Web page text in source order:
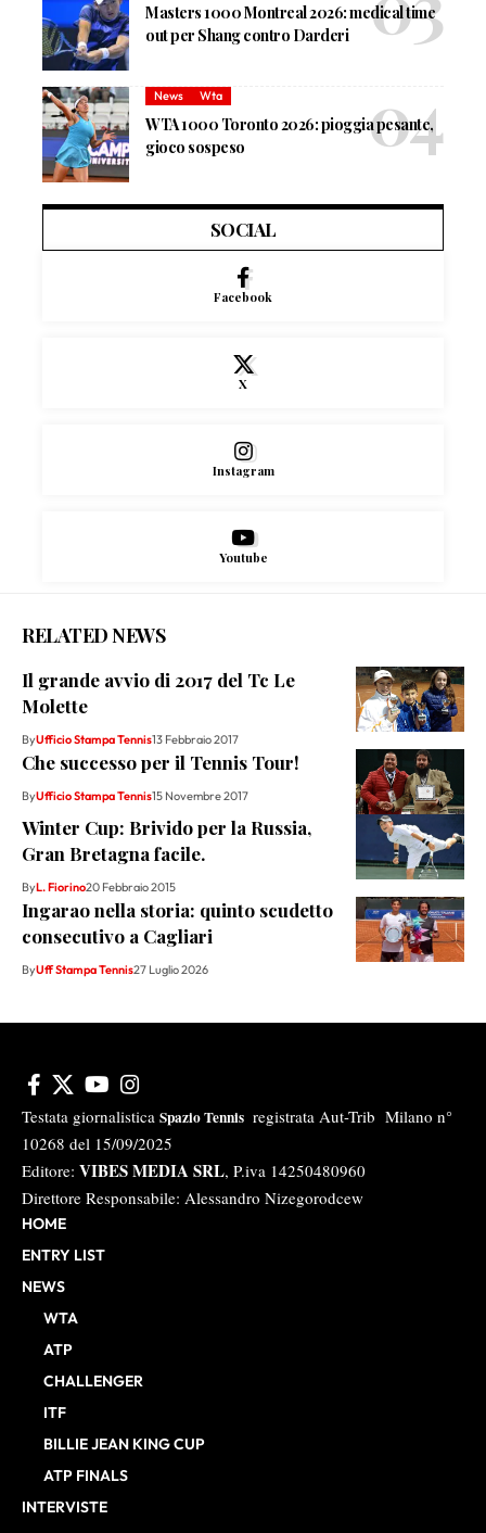
Masters 1000 Montreal 2026: medical time
out per Shang contro Darderi
News Wta
WTA 1000 Toronto 2026: pioggia pesante,
gioco sospeso
SOCIAL
Facebook
X
Instagram
Youtube
RELATED NEWS
Il grande avvio di 2017 del Tc Le
Molette
ByUfficio Stampa Tennis13 Febbraio 2017
Che successo per il Tennis Tour!
ByUfficio Stampa Tennis15 Novembre 2017
Winter Cup: Brivido per la Russia,
Gran Bretagna facile.
ByL. Fiorino20 Febbraio 2015
Ingarao nella storia: quinto scudetto
consecutivo a Cagliari
ByUff Stampa Tennis27 Luglio 2026
Testata giornalistica Spazio Tennis registrata Aut-Trib Milano n°
10268 del 15/09/2025
Editore: VIBES MEDIA SRL, P.iva 14250480960
Direttore Responsabile: Alessandro Nizegorodcew
HOME
ENTRY LIST
NEWS
WTA
ATP
CHALLENGER
ITF
BILLIE JEAN KING CUP
ATP FINALS
INTERVISTE